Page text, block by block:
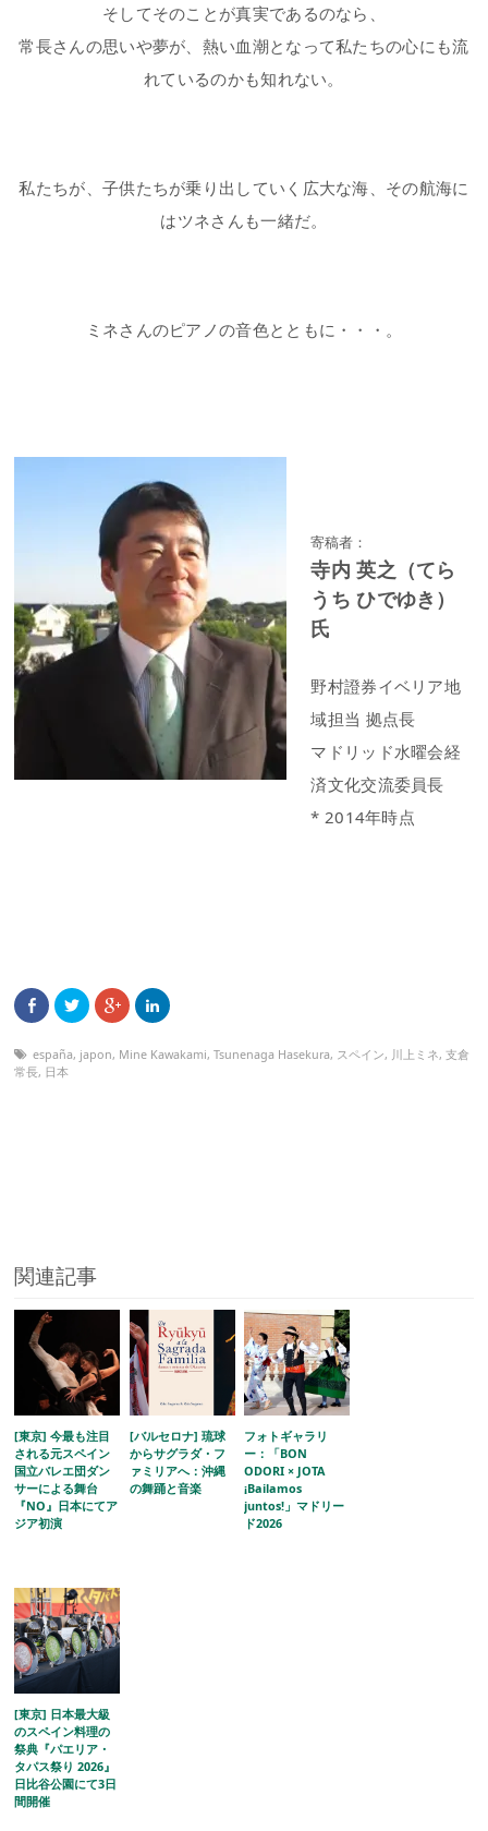
そしてそのことが真実であるのなら、
常長さんの思いや夢が、熱い血潮となって私たちの心にも流
れているのかも知れない。
私たちが、子供たちが乗り出していく広大な海、その航海に
はツネさんも一緒だ。
ミネさんのピアノの音色とともに・・・。
寄稿者：
寺内 英之（てら
うち ひでゆき）
氏
野村證券イベリア地
域担当 拠点長
マドリッド水曜会経
済文化交流委員長
* 2014年時点
españa, japon, Mine Kawakami,Tsunenaga Hasekura, スペイン, 川上ミネ,支倉
常長, 日本
関連記事
[東京] 今最も注目
される元スペイン
国立バレエ団ダン
サーによる舞台
『NO』日本にてア
ジア初演
[バルセロナ] 琉球
からサグラダ・フ
ァミリアへ：沖縄
の舞踊と音楽
フォトギャラリ
ー：「BON
ODORI × JOTA
¡Bailamos
juntos!」マドリー
ド2026
[東京] 日本最大級
のスペイン料理の
祭典『パエリア・
タパス祭り 2026』
日比谷公園にて3日
間開催